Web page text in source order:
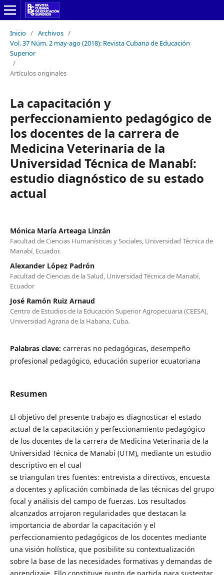
Inicio / Archivos /
Vol. 37 Núm. 2 may-ago (2018): Revista Cubana de Educación
Superior
/
Artículos originales
La capacitación y
perfeccionamiento pedagógico de
los docentes de la carrera de
Medicina Veterinaria de la
Universidad Técnica de Manabí:
estudio diagnóstico de su estado
actual
Mónica María Arteaga Linzán
Facultad de Ciencias Humanísticas y Sociales, Universidad Técnica de
Manabí, Ecuador.
Alexander López Padrón
Facultad de Ciencias de la Salud, Universidad Técnica de Manabí,
Ecuador
José Ramón Ruiz Arnaud
Centro de Estudios de la Educación Superior Agropecuaria (CEESA),
Universidad Agraria de la Habana, Cuba.
Palabras clave: carreras no pedagógicas, desempeño
profesional pedagógico, educación superior ecuatoriana
Resumen
El objetivo del presente trabajo es diagnosticar el estado
actual de la capacitación y perfeccionamiento pedagógico
de los docentes de la carrera de Medicina Veterinaria de la
Universidad Técnica de Manabí (UTM), mediante un estudio
descriptivo en el cual
se triangulan tres fuentes: entrevista a directivos, encuesta
a docentes y aplicación combinada de las técnicas del grupo
focal y análisis del campo de fuerzas. Los resultados
alcanzados arrojaron regularidades que destacan la
importancia de abordar la capacitación y el
perfeccionamiento pedagógicos de los docentes mediante
una visión holística, que posibilite su contextualización
sobre la base de las necesidades formativas y demandas de